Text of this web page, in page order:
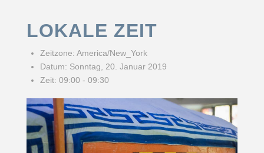
LOKALE ZEIT
Zeitzone: America/New_York
Datum: Sonntag, 20. Januar 2019
Zeit: 09:00 - 09:30